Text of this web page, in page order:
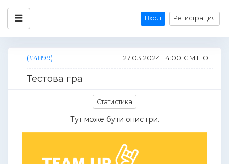
Вход Регистрация
(#4899) 27.03.2024 14:00 GMT+0
Тестова гра
Статистика
Тут може бути опис гри.